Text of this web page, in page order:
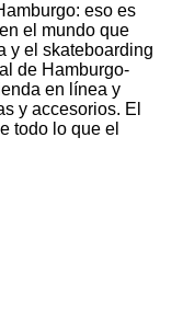
eso es
el mundo que
y el skateboarding
de Hamburgo-
en línea y
y accesorios. El
todo lo que el